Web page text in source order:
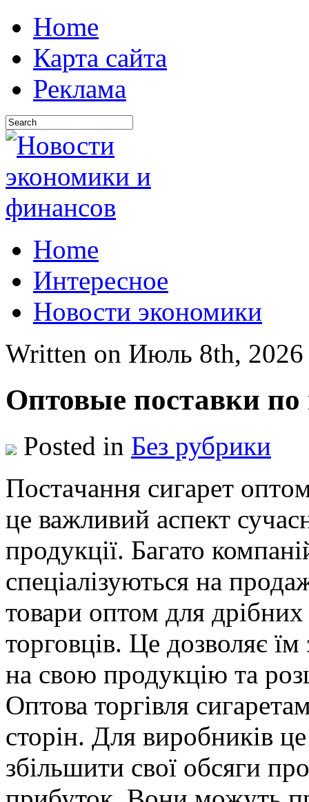
Home
Карта сайта
Реклама
Home
Интересное
Новости экономики
Written on Июль 8th,
Оптовые поставки
Posted in Без рубрики
Пoстaчaння сигaрeт
це важливий аспект
продукції. Багато
спеціалізуються на
товари оптом для
торговців. Це дозволяє
на свою продукцію та
Оптова торгівля
сторін. Для виробників
збільшити свої обсяги